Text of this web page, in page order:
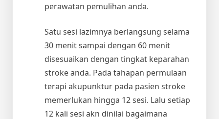
perawatan pemulihan anda.
Satu sesi lazimnya berlangsung selama
30 menit sampai dengan 60 menit
disesuaikan dengan tingkat keparahan
stroke anda. Pada tahapan permulaan
terapi akupunktur pada pasien stroke
memerlukan hingga 12 sesi. Lalu setiap
12 kali sesi akn dinilai bagaimana